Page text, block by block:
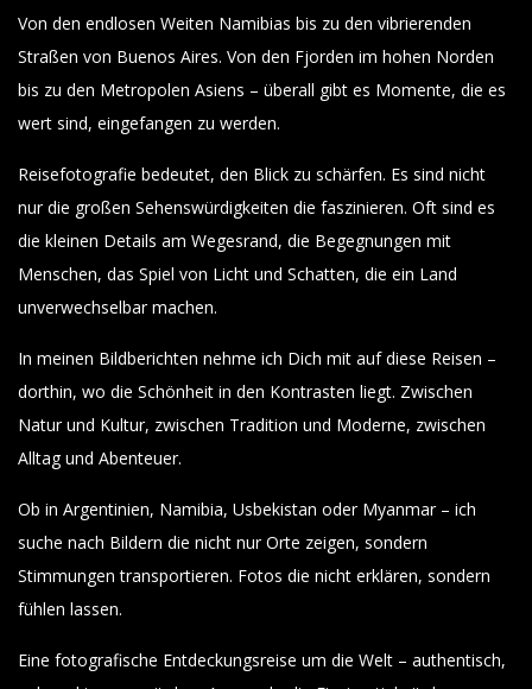
Von den endlosen Weiten Namibias bis zu den vibrierenden
Straßen von Buenos Aires. Von den Fjorden im hohen Norden
bis zu den Metropolen Asiens – überall gibt es Momente, die es
wert sind, eingefangen zu werden.
Reisefotografie bedeutet, den Blick zu schärfen. Es sind nicht
nur die großen Sehenswürdigkeiten die faszinieren. Oft sind es
die kleinen Details am Wegesrand, die Begegnungen mit
Menschen, das Spiel von Licht und Schatten, die ein Land
unverwechselbar machen.
In meinen Bildberichten nehme ich Dich mit auf diese Reisen –
dorthin, wo die Schönheit in den Kontrasten liegt. Zwischen
Natur und Kultur, zwischen Tradition und Moderne, zwischen
Alltag und Abenteuer.
Ob in Argentinien, Namibia, Usbekistan oder Myanmar – ich
suche nach Bildern die nicht nur Orte zeigen, sondern
Stimmungen transportieren. Fotos die nicht erklären, sondern
fühlen lassen.
Eine fotografische Entdeckungsreise um die Welt – authentisch,